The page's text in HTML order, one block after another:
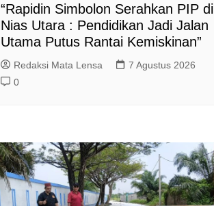
“Rapidin Simbolon Serahkan PIP di
Nias Utara : Pendidikan Jadi Jalan
Utama Putus Rantai Kemiskinan”
Redaksi Mata Lensa
7 Agustus 2026
0